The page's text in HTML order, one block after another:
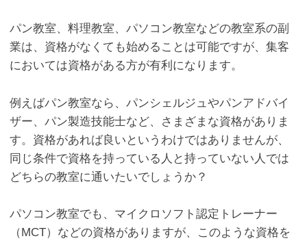
パン教室、料理教室、パソコン教室などの教室系の副
業は、資格がなくても始めることは可能ですが、集客
においては資格がある方が有利になります。
例えばパン教室なら、パンシェルジュやパンアドバイ
ザー、パン製造技能士など、さまざまな資格がありま
す。資格があれば良いというわけではありませんが、
同じ条件で資格を持っている人と持っていない人では
どちらの教室に通いたいでしょうか？
パソコン教室でも、マイクロソフト認定トレーナー
（MCT）などの資格がありますが、このような資格を